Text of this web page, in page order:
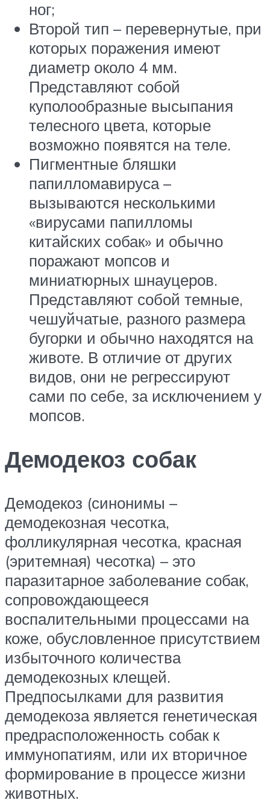
ног;
Второй тип – перевернутые, при
которых поражения имеют
диаметр около 4 мм.
Представляют собой
куполообразные высыпания
телесного цвета, которые
возможно появятся на теле.
Пигментные бляшки
папилломавируса –
вызываются несколькими
«вирусами папилломы
китайских собак» и обычно
поражают мопсов и
миниатюрных шнауцеров.
Представляют собой темные,
чешуйчатые, разного размера
бугорки и обычно находятся на
животе. В отличие от других
видов, они не регрессируют
сами по себе, за исключением у
мопсов.
Демодекоз собак
Демодекоз (синонимы –
демодекозная чесотка,
фолликулярная чесотка, красная
(эритемная) чесотка) – это
паразитарное заболевание собак,
сопровождающееся
воспалительными процессами на
коже, обусловленное присутствием
избыточного количества
демодекозных клещей.
Предпосылками для развития
демодекоза является генетическая
предрасположенность собак к
иммунопатиям, или их вторичное
формирование в процессе жизни
животных.